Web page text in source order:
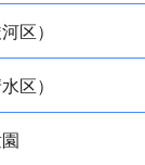
区）
区）